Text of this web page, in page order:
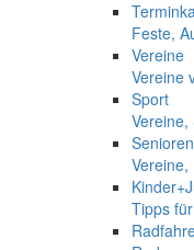
Feste,
Vereine
Vereine
Sport
Vereine,
Senioren
Tipps